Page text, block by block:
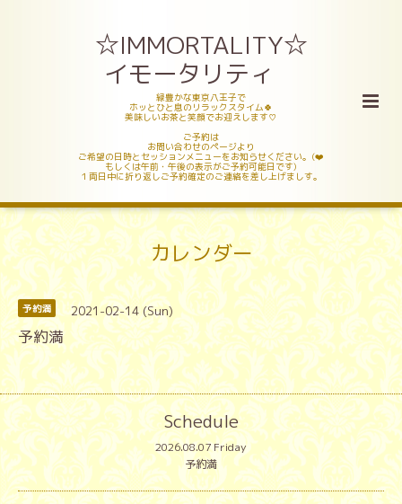
☆IMMORTALITY☆
イモータリティ
緑豊かな東京八王子で
ホッとひと息のリラックスタイム🍀
美味しいお茶と笑顔でお迎えします♡
ご予約は
お問い合わせのページより
ご希望の日時とセッションメニューをお知らせください。(❤️
もしくは午前・午後の表示がご予約可能日です)
１両日中に折り返しご予約確定のご連絡を差し上げましす。
カレンダー
予約満 2021-02-14 (Sun)
予約満
Schedule
2026.08.07 Friday
予約満